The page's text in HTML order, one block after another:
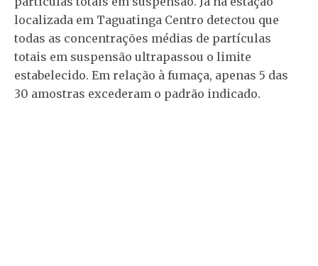
localizada em Taguatinga Centro detectou que
todas as concentrações médias de partículas
totais em suspensão ultrapassou o limite
estabelecido. Em relação à fumaça, apenas 5 das
30 amostras excederam o padrão indicado.